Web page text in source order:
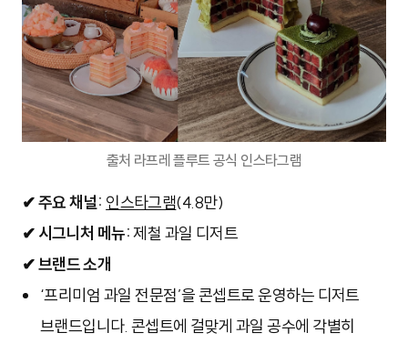
출처 라프레 플루트 공식 인스타그램
✔주요 채널: 인스타그램(4.8만)
✔ 시그니처 메뉴:제철 과일 디저트
✔ 브랜드 소개
‘프리미엄 과일 전문점’을 콘셉트로 운영하는 디저트
브랜드입니다. 콘셉트에 걸맞게 과일 공수에 각별히